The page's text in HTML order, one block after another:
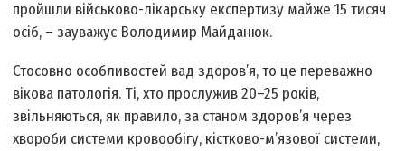
пройшли військово-лікарську експертизу майже 15 тисяч
осіб, – зауважує Володимир Майданюк.
Стосовно особливостей вад здоров’я, то це переважно
вікова патологія. Ті, хто прослужив 20–25 років,
звільняються, як правило, за станом здоров’я через
хвороби системи кровообігу, кістково-м’язової системи,